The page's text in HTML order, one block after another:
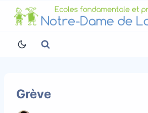
Aller
Grève